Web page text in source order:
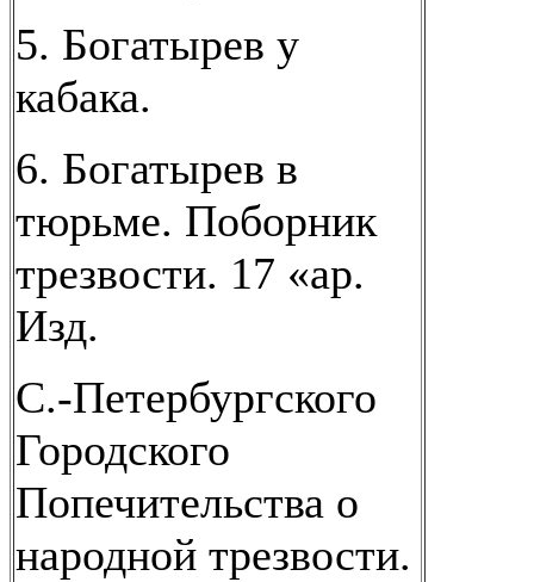
5. Богатырев у
кабака.
6. Богатырев в
тюрьме. Поборник
трезвости. 17 «ар.
Изд.
С.-Петербургского
Городского
Попечительства о
народной трезвости.